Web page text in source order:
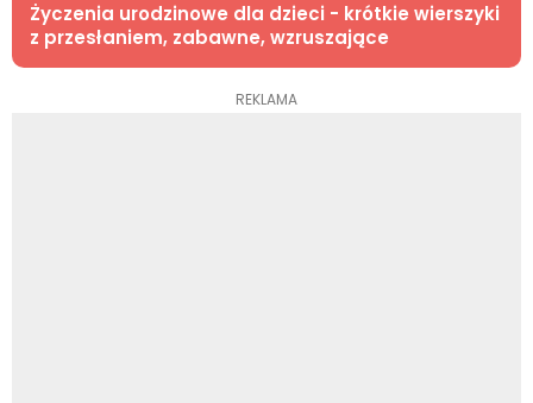
Życzenia urodzinowe dla dzieci - krótkie wierszyki
z przesłaniem, zabawne, wzruszające
REKLAMA